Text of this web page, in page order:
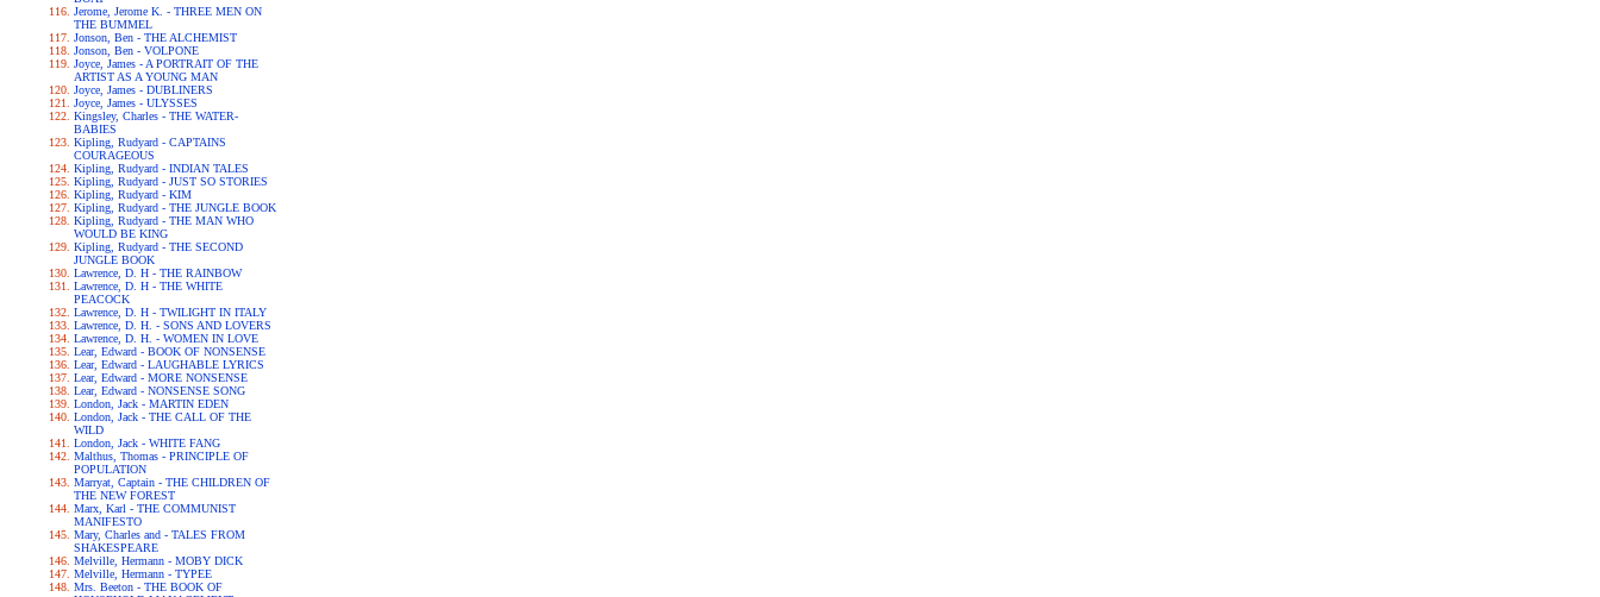
Jerome, Jerome K. - THREE MEN ON
THE BUMMEL
Jonson, Ben - THE ALCHEMIST
Jonson, Ben - VOLPONE
Joyce, James - A PORTRAIT OF THE
ARTIST AS A YOUNG MAN
Joyce, James - DUBLINERS
Joyce, James - ULYSSES
Kingsley, Charles - THE WATER-
BABIES
Kipling, Rudyard - CAPTAINS
COURAGEOUS
Kipling, Rudyard - INDIAN TALES
Kipling, Rudyard - JUST SO STORIES
Kipling, Rudyard - KIM
Kipling, Rudyard - THE JUNGLE BOOK
Kipling, Rudyard - THE MAN WHO
WOULD BE KING
Kipling, Rudyard - THE SECOND
JUNGLE BOOK
Lawrence, D. H - THE RAINBOW
Lawrence, D. H - THE WHITE
PEACOCK
Lawrence, D. H - TWILIGHT IN ITALY
Lawrence, D. H. - SONS AND LOVERS
Lawrence, D. H. - WOMEN IN LOVE
Lear, Edward - BOOK OF NONSENSE
Lear, Edward - LAUGHABLE LYRICS
Lear, Edward - MORE NONSENSE
Lear, Edward - NONSENSE SONG
London, Jack - MARTIN EDEN
London, Jack - THE CALL OF THE
WILD
London, Jack - WHITE FANG
Malthus, Thomas - PRINCIPLE OF
POPULATION
Marryat, Captain - THE CHILDREN OF
THE NEW FOREST
Marx, Karl - THE COMMUNIST
MANIFESTO
Mary, Charles and - TALES FROM
SHAKESPEARE
Melville, Hermann - MOBY DICK
Melville, Hermann - TYPEE
Mrs. Beeton - THE BOOK OF